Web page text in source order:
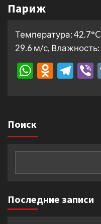
Париж
Температура:
29.6 м/с, Влажность:
Поиск
Последние записи